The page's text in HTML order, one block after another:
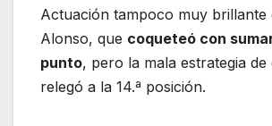
Actuación tampoco muy brillante
Alonso, que coqueteó con
punto, pero la mala estrategia de
relegó a la 14.ª posición.